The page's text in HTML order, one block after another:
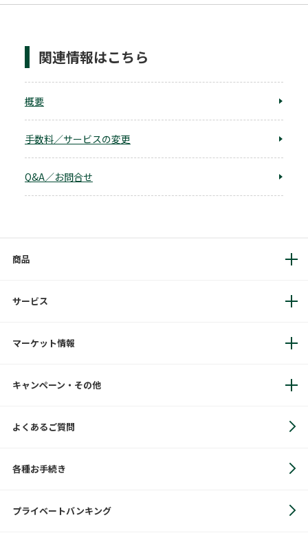
関連情報はこちら
概要
手数料／サービスの変更
Q&A／お問合せ
商品
サービス
マーケット情報
キャンペーン・その他
よくあるご質問
各種お手続き
プライベートバンキング